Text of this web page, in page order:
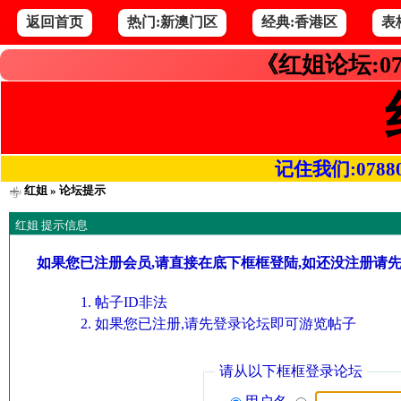
返回首页 热门:新澳门区 经典:香港区 表
《红姐论坛
记住我们
红姐» 论坛提示
红姐 提示信息
如果您已注册会员,请直接在底下框框登陆,如还没注册请
帖子ID非法
如果您已注册,请先登录论坛即可游览帖子
请从以下框框登录论坛